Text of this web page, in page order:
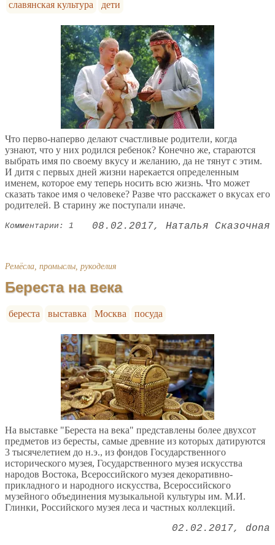
славянская культура дети
Что перво-наперво делают счастливые родители, когда
узнают, что у них родился ребенок? Конечно же, стараются
выбрать имя по своему вкусу и желанию, да не тянут с этим.
И дитя с первых дней жизни нарекается определенным
именем, которое ему теперь носить всю жизнь. Что может
сказать такое имя о человеке? Разве что расскажет о вкусах его
родителей. В старину же поступали иначе.
Комментарии: 1 08.02.2017 Наталья Сказочная
Ремёсла, промыслы, рукоделия
Береста на века
береста выставка Москва посуда
На выставке "Береста на века" представлены более двухсот
предметов из бересты, самые древние из которых датируются
3 тысячелетием до н.э., из фондов Государственного
исторического музея, Государственного музея искусства
народов Востока, Всероссийского музея декоративно-
прикладного и народного искусства, Всероссийского
музейного объединения музыкальной культуры им. М.И.
Глинки, Российского музея леса и частных коллекций.
02.02.2017 dona